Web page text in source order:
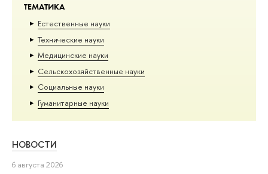
ТЕМАТИКА
Естественные науки
Тех­ничес­кие науки
Медицинские науки
Сельскохозяйственные науки
Социальные науки
Гуманитарные науки
НОВОСТИ
6 августа 2026